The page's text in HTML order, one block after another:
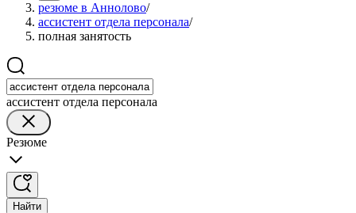
резюме в Аннолово/
ассистент отдела персонала/
полная занятость
ассистент отдела персонала
Резюме
Найти